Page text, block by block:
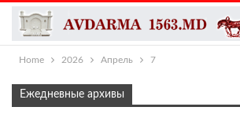
Home 2026 Апрель 7
Ежедневные архивы